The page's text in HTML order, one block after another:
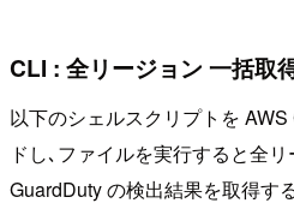
CLI : 全リージョン 一括取
以下のシェルスクリプトを
ドし､ファイルを実行すると全
GuardDuty の検出結果を取得す